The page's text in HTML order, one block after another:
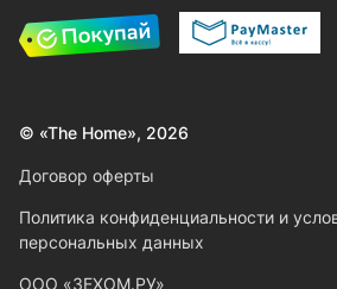
© «The Home», 2026
Договор оферты
Политика конфиденциальности и
персональных данных
ООО «ЗЕХОМ.РУ»